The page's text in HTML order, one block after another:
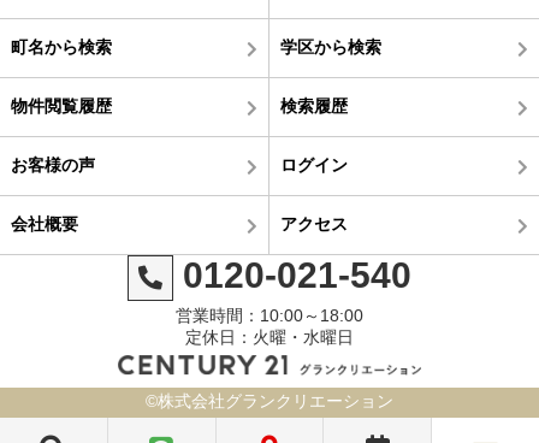
町名から検索 学区から検索
物件閲覧履歴 検索履歴
お客様の声 ログイン
会社概要 アクセス
0120-021-540
営業時間：10:00～18:00
定休日：火曜・水曜日
©株式会社グランクリエーション